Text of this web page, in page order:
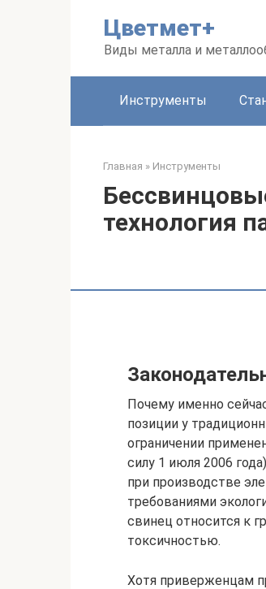
Цветмет+
Виды металла и
Инструменты
Главная » Инструменты
технология
Почему именно
позиции у
ограничении
силу 1 июля 2006
при производстве
требованиями
свинец относится к
токсичностью.
Хотя приверженцам